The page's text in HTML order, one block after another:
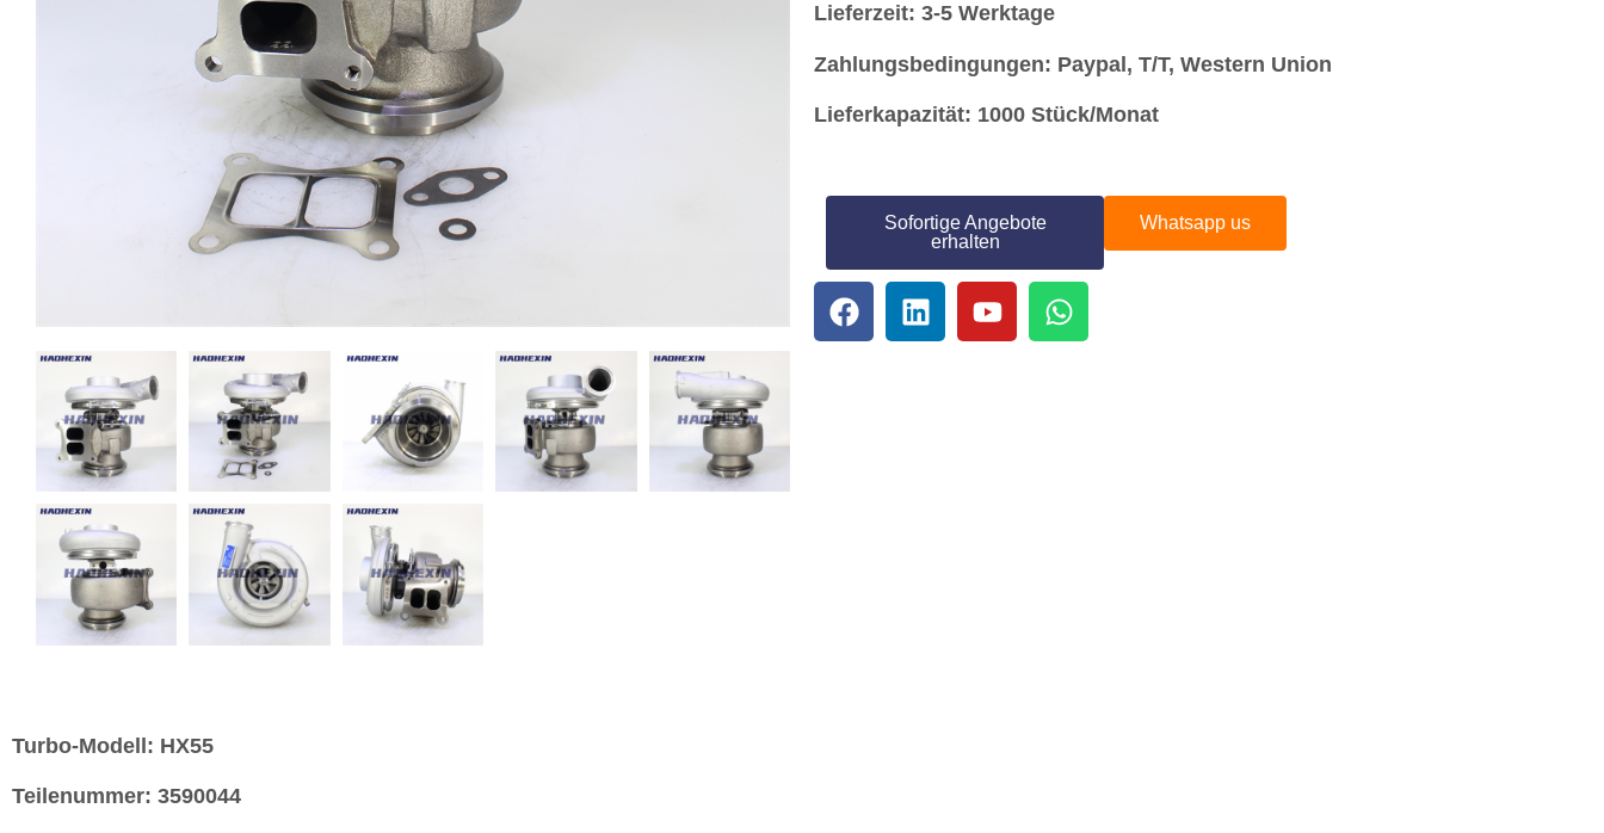
Lieferzeit: 3-5 Werktage
Zahlungsbedingungen: Paypal, T/T, Western Union
Lieferkapazität: 1000 Stück/Monat
Sofortige Angebote
erhalten
Whatsapp us
Turbo-Modell: HX55
Teilenummer: 3590044